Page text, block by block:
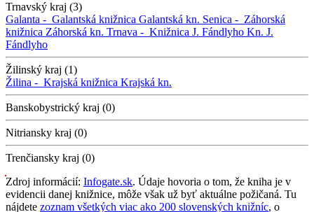
Trnavský kraj (3)
Galanta - Galantská knižnica Galantská kn. Senica - Záhorská
knižnica Záhorská kn. Trnava - Knižnica J. Fándlyho Kn. J.
Fándlyho
Žilinský kraj (1)
Žilina - Krajská knižnica Krajská kn.
Banskobystrický kraj (0)
Nitriansky kraj (0)
Trenčiansky kraj (0)
Zdroj informácií: Infogate.sk. Údaje hovoria o tom, že kniha je v
evidencii danej knižnice, môže však už byť aktuálne požičaná. Tu
nájdete zoznam všetkých viac ako 200 slovenských knižníc, o